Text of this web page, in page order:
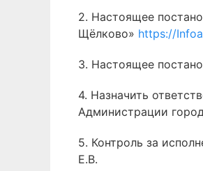
2. Настоящее
Щёлково» https://
3. Настоящее
4. Назначить
Администрации
5. Контроль за
Е.В.